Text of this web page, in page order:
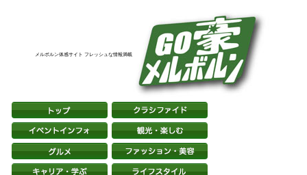
メルボルン体感サイト フレッシュな情報満載